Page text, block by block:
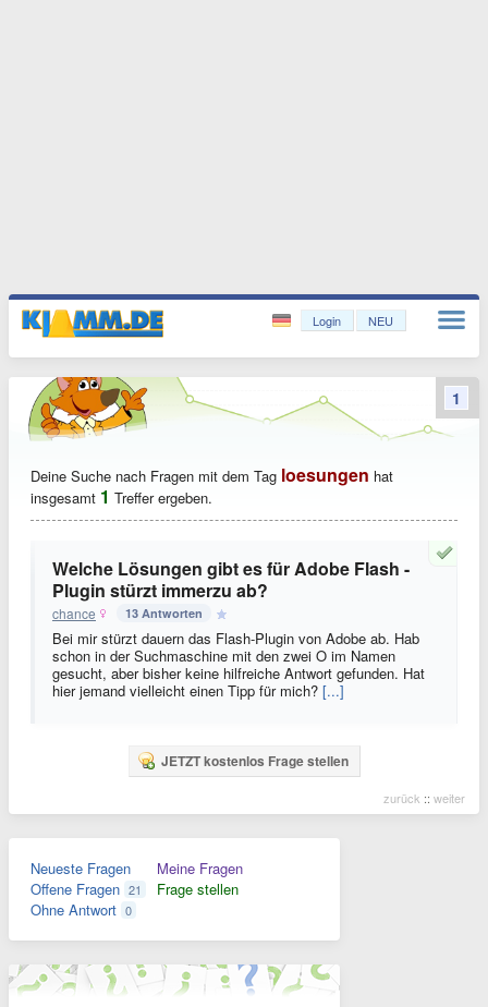
Login NEU
Deine Suche nach Fragen mit dem Tag loesungen hat
insgesamt 1 Treffer ergeben.
Welche Lösungen gibt es für Adobe Flash -
Plugin stürzt immerzu ab?
chance 13 Antworten
Bei mir stürzt dauern das Flash-Plugin von Adobe ab. Hab
schon in der Suchmaschine mit den zwei O im Namen
gesucht, aber bisher keine hilfreiche Antwort gefunden. Hat
hier jemand vielleicht einen Tipp für mich? [...]
JETZT kostenlos Frage stellen
zurück :: weiter
1
Neueste Fragen
Offene Fragen 21
Ohne Antwort 0
Meine Fragen
Frage stellen